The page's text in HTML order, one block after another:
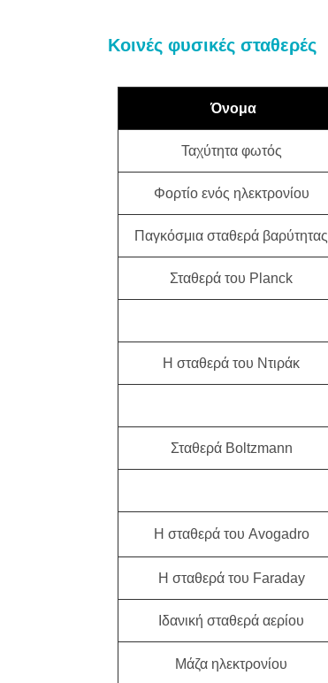
Κοινές φυσικές σταθερές
Όνομα
Ταχύτητα φωτός
Φορτίο ενός ηλεκτρονίου
Παγκόσμια σταθερά βαρύτητας
Σταθερά του Planck
Η σταθερά του Ντιράκ
Σταθερά Boltzmann
Η σταθερά του Avogadro
Η σταθερά του Faraday
Ιδανική σταθερά αερίου
Μάζα ηλεκτρονίου